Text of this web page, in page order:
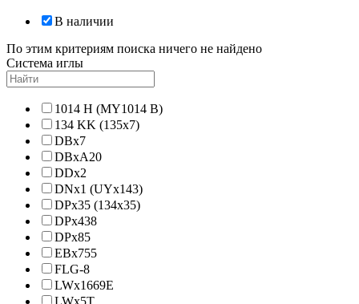
В наличии
По этим критериям поиска ничего не найдено
Система иглы
1014 H (MY1014 B)
134 KK (135x7)
DBx7
DBxA20
DDx2
DNx1 (UYx143)
DPx35 (134x35)
DPx438
DPx85
EBx755
FLG-8
LWx1669E
LWx5T